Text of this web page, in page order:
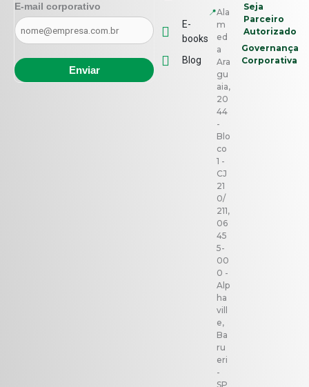
E-
books
Blog
📍Ala
m
ed
a
Ara
gu
aia,
20
44
-
Blo
co
1 -
CJ
21
0/
211,
06
45
5-
00
0 -
Alp
ha
vill
e,
Ba
ru
eri
-
SP
Seja
Parceiro
Autorizado
Governança
Corporativa
E-mail corporativo